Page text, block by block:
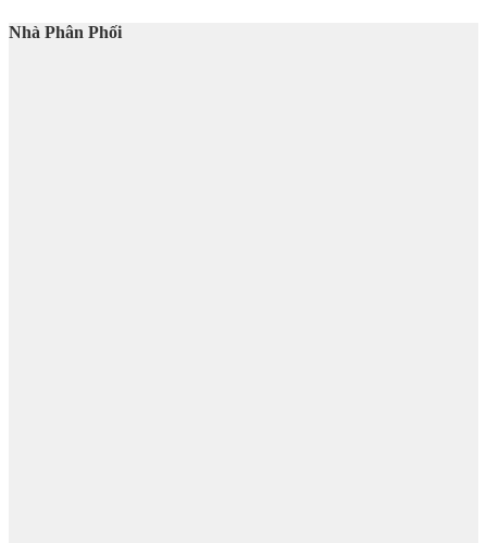
Nhà Phân Phối